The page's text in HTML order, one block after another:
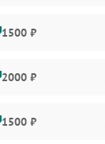
1500 ₽
2000 ₽
1500 ₽